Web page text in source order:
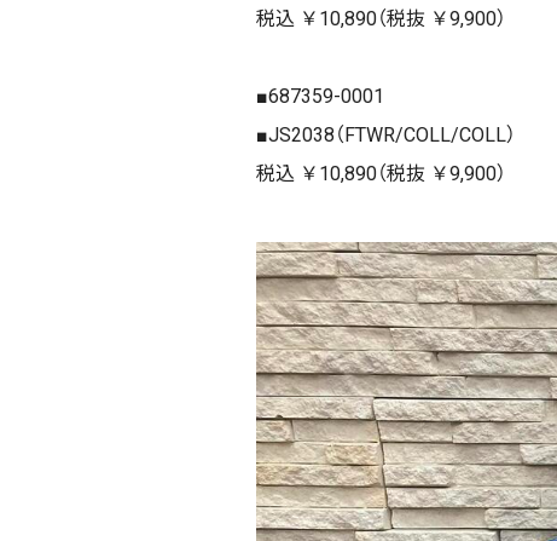
税込 ￥10,890（税抜 ￥9,900）
■687359-0001
■JS2038（FTWR/COLL/COLL）
税込 ￥10,890（税抜 ￥9,900）